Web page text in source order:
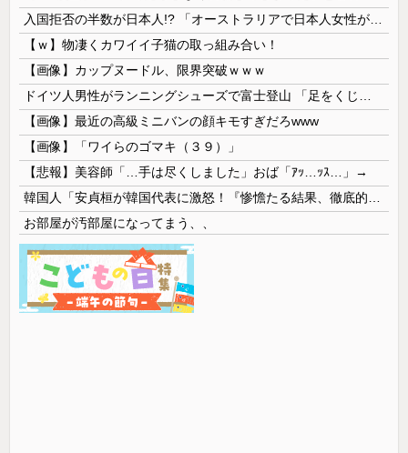
【ｗ】物凄くカワイイ子猫の取っ組み合い！
【画像】カップヌードル、限界突破ｗｗｗ
【画像】最近の高級ミニバンの顔キモすぎだろwww
【画像】「ワイらのゴマキ（３９）」
【悲報】美容師「…手は尽くしました」おば「ｱｯ…ｯｽ…」→
お部屋が汚部屋になってまう、、